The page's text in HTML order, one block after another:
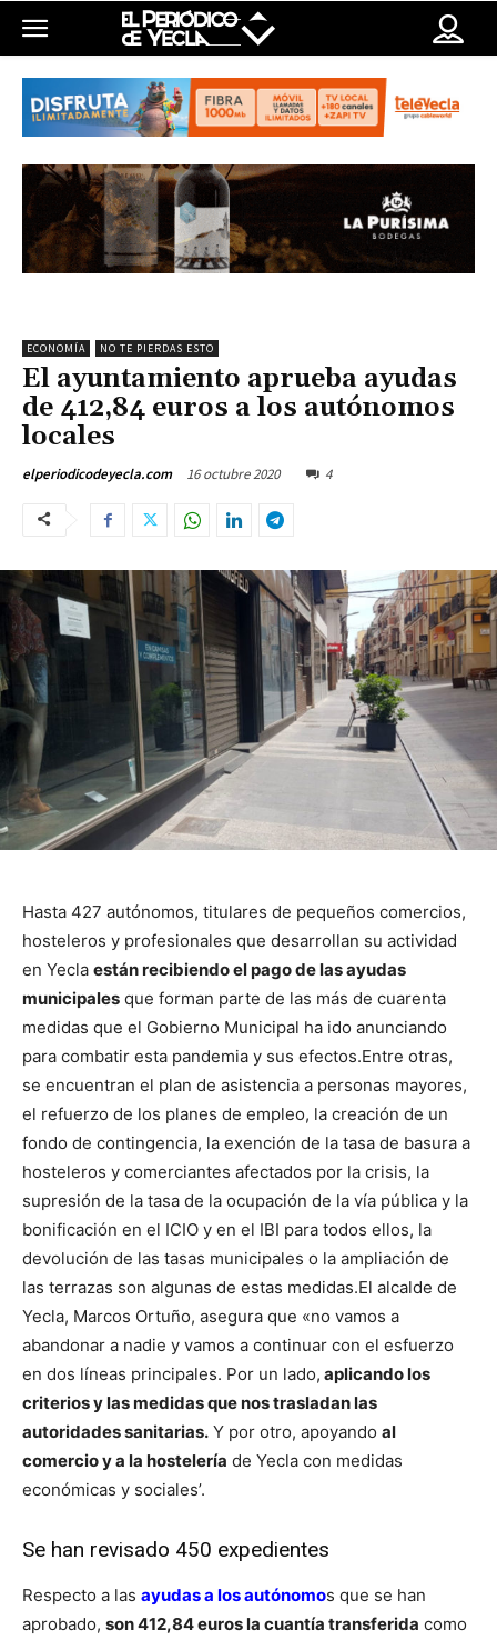
ECONOMÍA NO TE PIERDAS ESTO
El ayuntamiento aprueba ayudas
de 412,84 euros a los autónomos
locales
elperiodicodeyecla.com 16 octubre 2020 4
Hasta 427 autónomos, titulares de pequeños comercios,
hosteleros y profesionales que desarrollan su actividad
en Yecla están recibiendo el pago de las ayudas
municipales que forman parte de las más de cuarenta
medidas que el Gobierno Municipal ha ido anunciando
para combatir esta pandemia y sus efectos.Entre otras,
se encuentran el plan de asistencia a personas mayores,
el refuerzo de los planes de empleo, la creación de un
fondo de contingencia, la exención de la tasa de basura a
hosteleros y comerciantes afectados por la crisis, la
supresión de la tasa de la ocupación de la vía pública y la
bonificación en el ICIO y en el IBI para todos ellos, la
devolución de las tasas municipales o la ampliación de
las terrazas son algunas de estas medidas.El alcalde de
Yecla, Marcos Ortuño, asegura que «no vamos a
abandonar a nadie y vamos a continuar con el esfuerzo
en dos líneas principales. Por un lado, aplicando los
criterios y las medidas que nos trasladan las
autoridades sanitarias. Y por otro, apoyando al
comercio y a la hostelería de Yecla con medidas
económicas y sociales’.
Se han revisado 450 expedientes
Respecto a las ayudas a los autónomos que se han
aprobado, son 412,84 euros la cuantía transferida como